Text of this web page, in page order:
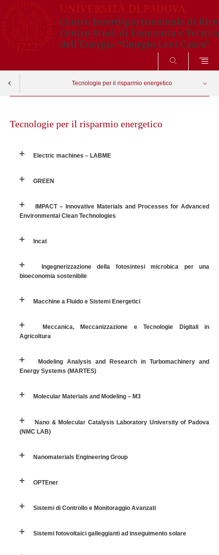
CERCA
Tecnologie per il risparmio energetico
Ingegnerizzazione della fotosintesi microbica per una bioeconomia sostenibile
Macchine a Fluido e Sistemi Energetici
Meccanica, Meccanizzazione e Tecnologie Digitali in Agricoltura
(MARTES)
Molecular Materials and Modeling – M3
STET Research Group
Sistemi di Controllo e Monitoraggio Avanzati
Sistemi fotovoltaici galleggianti ad inseguimento solare
Strade, Ferrovie e Aeroporti
Tecnologia del legno
contentTecnologie per il risparmio energetico
Electric machines – LABME
GREEN
IMPACT – Innovative Materials and Processes for Advanced
Environmental Clean Technologies
Incat
Ingegnerizzazione della fotosintesi microbica per una
bioeconomia sostenibile
Macchine a Fluido e Sistemi Energetici
Meccanica, Meccanizzazione e Tecnologie Digitali in
Agricoltura
Modeling Analysis and Research in Turbomachinery and
Energy Systems (MARTES)
Molecular Materials and Modeling – M3
Nano & Molecular Catalysis Laboratory University of Padova
(NMC LAB)
Nanomaterials Engineering Group
OPTEner
Sistemi di Controllo e Monitoraggio Avanzati
Sistemi fotovoltaici galleggianti ad inseguimento solare